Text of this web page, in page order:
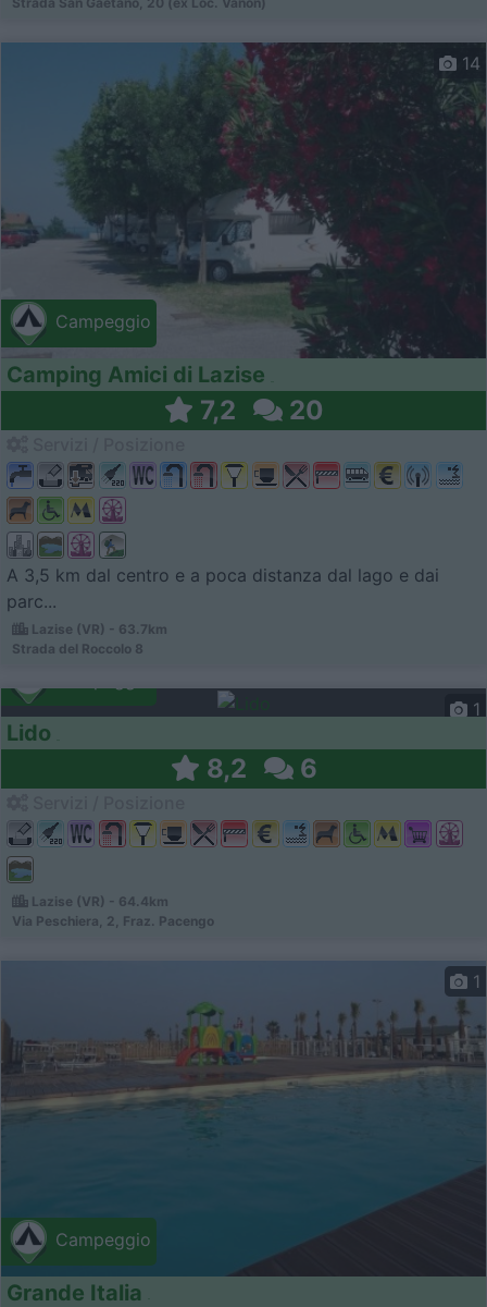
Campeggio
14
Camping Amici di Lazise
7,2 20
A 3,5 km dal centro e a poca distanza dal lago e dai
parc...
Lazise (VR) - 63.7km
Strada del Roccolo 8
1
Lido
8,2 6
Lazise (VR) - 64.4km
Via Peschiera, 2, Fraz. Pacengo
Campeggio
1
Grande Italia